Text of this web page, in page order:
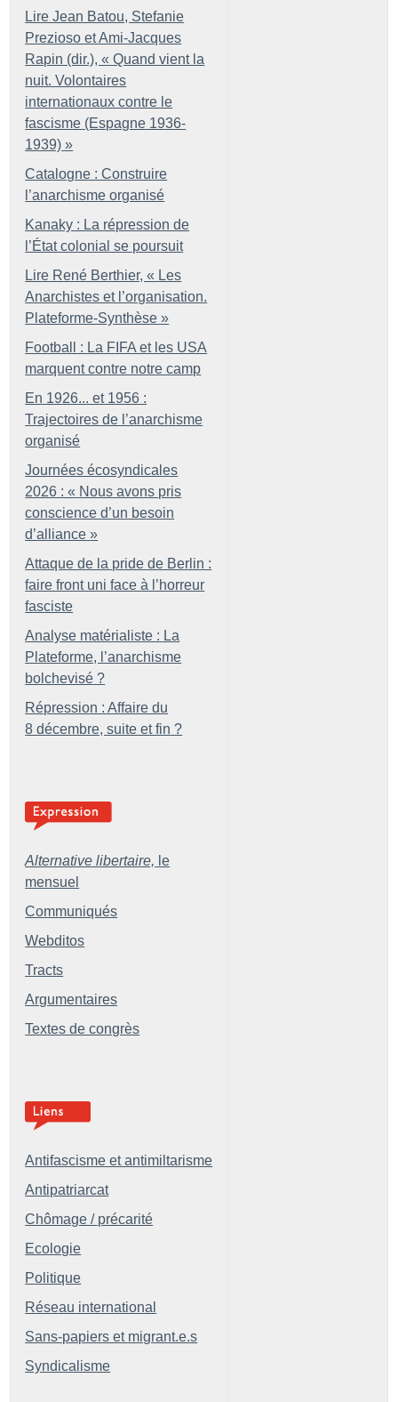
Lire Jean Batou, Stefanie
Prezioso et Ami-Jacques
Rapin (dir.), « Quand vient la
nuit. Volontaires
internationaux contre le
fascisme (Espagne 1936-
1939) »
Catalogne : Construire
l’anarchisme organisé
Kanaky : La répression de
l’État colonial se poursuit
Lire René Berthier, « Les
Anarchistes et l’organisation.
Plateforme-Synthèse »
Football : La FIFA et les USA
marquent contre notre camp
En 1926... et 1956 :
Trajectoires de l’anarchisme
organisé
Journées écosyndicales
2026 : « Nous avons pris
conscience d’un besoin
d’alliance »
Attaque de la pride de Berlin :
faire front uni face à l’horreur
fasciste
Analyse matérialiste : La
Plateforme, l’anarchisme
bolchevisé ?
Répression : Affaire du
8 décembre, suite et fin ?
Alternative libertaire, le
mensuel
Communiqués
Webditos
Tracts
Argumentaires
Textes de congrès
Antifascisme et antimiltarisme
Antipatriarcat
Chômage / précarité
Ecologie
Politique
Réseau international
Sans-papiers et migrant.e.s
Syndicalisme